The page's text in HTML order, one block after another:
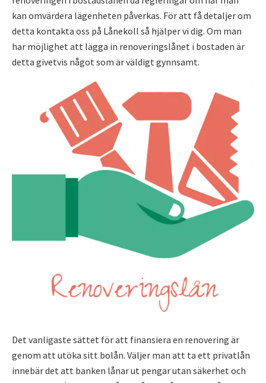
kan omvärdera lägenheten påverkas. För att få detaljer om
detta kontakta oss på Lånekoll så hjälper vi dig. Om man
har möjlighet att lägga in renoveringslånet i bostaden är
detta givetvis något som är väldigt gynnsamt.
Det vanligaste sättet för att finansiera en renovering är
genom att utöka sitt bolån. Väljer man att ta ett privatlån
innebär det att banken lånar ut pengar utan säkerhet och